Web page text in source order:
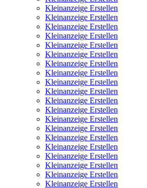
Kleinanzeige Erstellen
Kleinanzeige Erstellen
Kleinanzeige Erstellen
Kleinanzeige Erstellen
Kleinanzeige Erstellen
Kleinanzeige Erstellen
Kleinanzeige Erstellen
Kleinanzeige Erstellen
Kleinanzeige Erstellen
Kleinanzeige Erstellen
Kleinanzeige Erstellen
Kleinanzeige Erstellen
Kleinanzeige Erstellen
Kleinanzeige Erstellen
Kleinanzeige Erstellen
Kleinanzeige Erstellen
Kleinanzeige Erstellen
Kleinanzeige Erstellen
Kleinanzeige Erstellen
Kleinanzeige Erstellen